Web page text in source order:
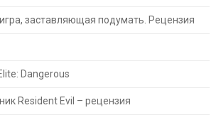
заставляющая подумать. Рецензия
Dangerous
Resident Evil – рецензия